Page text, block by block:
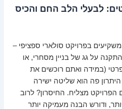
לבעלי הלב החם והכיס
בפרויקט סולארי ספציפי –
על גג של בניין מסחרי, או
(במידה ואתם רוכשים את
פה הוא שליטה ישירה
הפרויקט מצליח. החיסרון? לרוב
ודורש הבנה מעמיקה יותר